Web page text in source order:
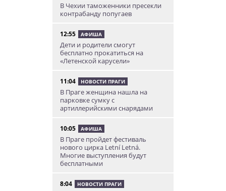
В Чехии таможенники пресекли
контрабанду попугаев
12:55 АФИША
Дети и родители смогут
бесплатно прокатиться на
«Летенской карусели»
11:04 НОВОСТИ ПРАГИ
В Праге женщина нашла на
парковке сумку с
артиллерийскими снарядами
10:05 АФИША
В Праге пройдет фестиваль
нового цирка Letní Letná.
Многие выступления будут
бесплатными
8:04 НОВОСТИ ПРАГИ